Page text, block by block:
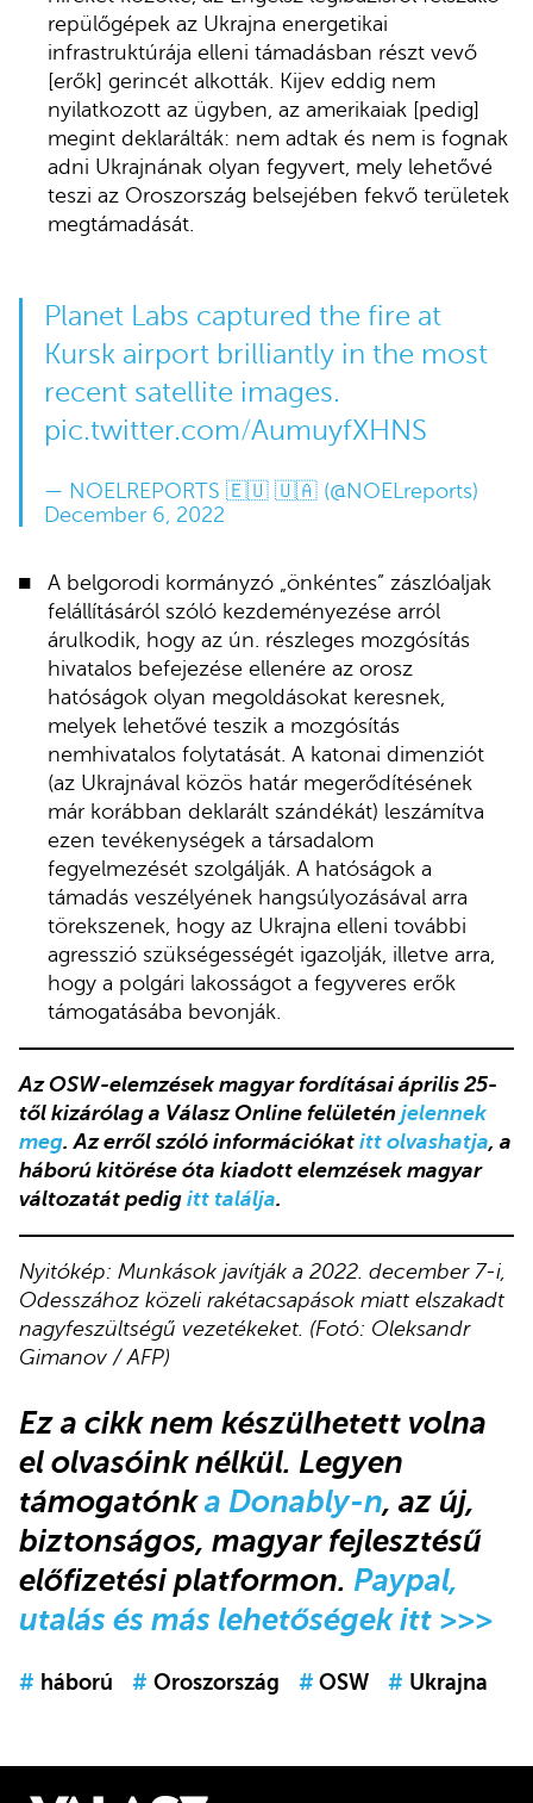
repülőgépek az Ukrajna energetikai
infrastruktúrája elleni támadásban részt vevő
[erők] gerincét alkották. Kijev eddig nem
nyilatkozott az ügyben, az amerikaiak [pedig]
megint deklarálták: nem adtak és nem is fognak
adni Ukrajnának olyan fegyvert, mely lehetővé
teszi az Oroszország belsejében fekvő területek
megtámadását.
Planet Labs captured the fire at
Kursk airport brilliantly in the most
recent satellite images.
pic.twitter.com/AumuyfXHNS
— NOELREPORTS 🇪🇺 🇺🇦 (@NOELreports)
December 6, 2022
A belgorodi kormányzó „önkéntes” zászlóaljak
felállításáról szóló kezdeményezése arról
árulkodik, hogy az ún. részleges mozgósítás
hivatalos befejezése ellenére az orosz
hatóságok olyan megoldásokat keresnek,
melyek lehetővé teszik a mozgósítás
nemhivatalos folytatását. A katonai dimenziót
(az Ukrajnával közös határ megerődítésének
már korábban deklarált szándékát) leszámítva
ezen tevékenységek a társadalom
fegyelmezését szolgálják. A hatóságok a
támadás veszélyének hangsúlyozásával arra
törekszenek, hogy az Ukrajna elleni további
agresszió szükségességét igazolják, illetve arra,
hogy a polgári lakosságot a fegyveres erők
támogatásába bevonják.
Az OSW-elemzések magyar fordításai április 25-
től kizárólag a Válasz Online felületén jelennek
meg. Az erről szóló információkat itt olvashatja, a
háború kitörése óta kiadott elemzések magyar
változatát pedig itt találja.
Nyitókép: Munkások javítják a 2022. december 7-i,
Odesszához közeli rakétacsapások miatt elszakadt
nagyfeszültségű vezetékeket. (Fotó: Oleksandr
Gimanov / AFP)
Ez a cikknem készülhetett volna
el olvasóink nélkül. Legyen
támogatónka Donably-n, az új,
biztonságos, magyar fejlesztésű
előfizetési platformon. Paypal,
utalás és más lehetőségek itt >>>
# háború # Oroszország # OSW # Ukrajna